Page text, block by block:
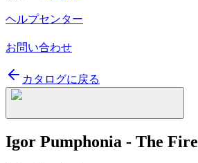
ヘルプセンター
お問い合わせ
カタログに戻る
Igor Pumphonia - The Fire